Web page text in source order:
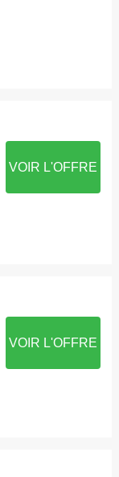
VOIR L'OFFRE
VOIR L'OFFRE